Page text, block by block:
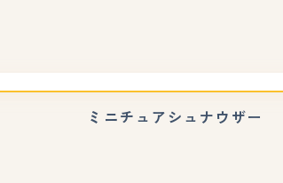
ミニチュアシュナウザー